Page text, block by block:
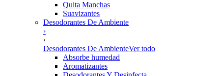
Quita Manchas
Suavizantes
Desodorantes De Ambiente
›
‹
Desodorantes De AmbienteVer todo
Absorbe humedad
Aromatizantes